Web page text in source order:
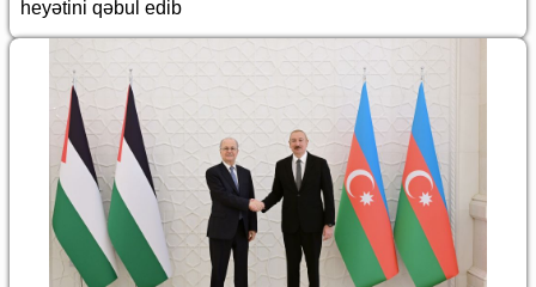
heyətini qəbul edib